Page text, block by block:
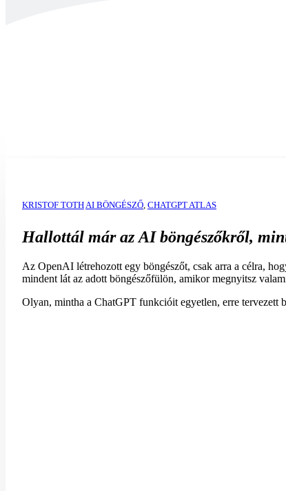
ChatGPT Atlas – Az
KRISTOF TOTH AI BÖNGÉSZŐ CHATGPT ATLAS
Hallottál már azAI böngészőkről,
Az OpenAI létrehozott egy böngészőt, csak arra a célra,
mindent lát az adott böngészőfülön, amikor megnyitsz
Olyan, mintha a ChatGPT funkcióit egyetlen, erre tervezett